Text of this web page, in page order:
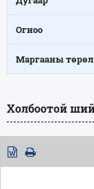
Огноо
Маргааны төрөл
Холбоотой